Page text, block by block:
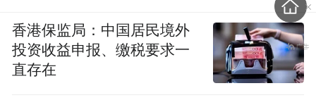
香港保监局：中国居民境外
投资收益申报、缴税要求一
直存在